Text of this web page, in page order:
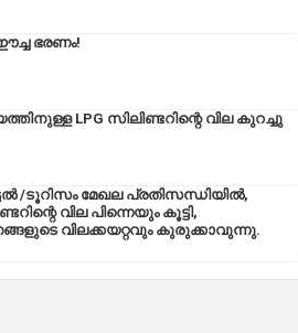
ഭരണം!
LPG സിലിണ്ടറിന്റെ വില കുറച്ചു
/ടൂറിസം മേഖല പ്രതിസന്ധിയിൽ,
വില പിന്നെയും കൂട്ടി,
വിലക്കയറ്റവും കുരുക്കാവുന്നു.